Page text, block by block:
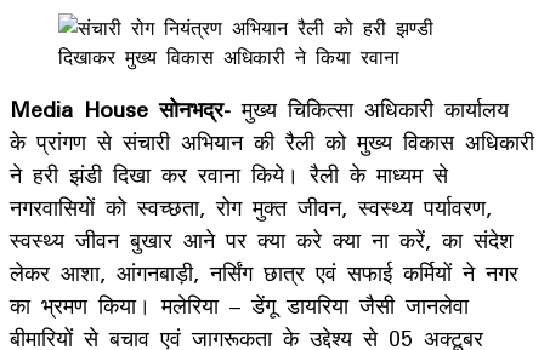
Media House सोनभद्र- मुख्य चिकित्सा अधिकारी कार्यालय
के प्रांगण से संचारी अभियान की रैली को मुख्य विकास अधिकारी
ने हरी झंडी दिखा कर रवाना किये। रैली के माध्यम से
नगरवासियों को स्वच्छता, रोग मुक्त जीवन, स्वस्थ्य पर्यावरण,
स्वस्थ्य जीवन बुखार आने पर क्या करे क्या ना करें, का संदेश
लेकर आशा, आंगनबाड़ी, नर्सिंग छात्र एवं सफाई कर्मियों ने नगर
का भ्रमण किया। मलेरिया – डेंगू डायरिया जैसी जानलेवा
बीमारियों से बचाव एवं जागरूकता के उद्देश्य से 05 अक्टूबर